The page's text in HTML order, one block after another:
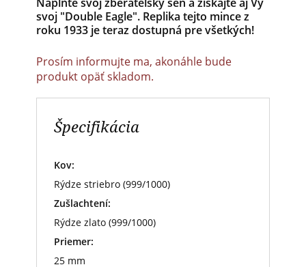
svoj "Double Eagle". Replika tejto mince z
roku 1933 je teraz dostupná pre všetkých!
Prosím informujte ma, akonáhle bude
produkt opäť skladom.
Špecifikácia
Kov:
Rýdze striebro (999/1000)
Zušlachtení:
Rýdze zlato (999/1000)
Priemer:
25 mm